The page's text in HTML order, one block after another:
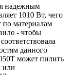
надежным
1010 Вт, чего
по материалам
- чтобы
данного
может пилить
или